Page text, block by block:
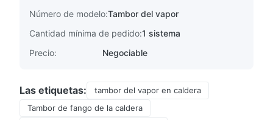
Número de modelo:Tambor del vapor
Cantidad mínima de pedido:1 sistema
Precio:
Negociable
Las etiquetas:
tambor del vapor en caldera
Tambor de fango de la caldera